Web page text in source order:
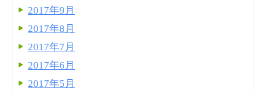
2017年9月
2017年8月
2017年7月
2017年6月
2017年5月